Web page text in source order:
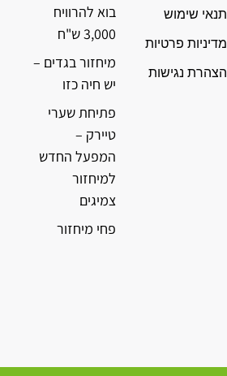
תנאי שימוש
מדיניות פרטיות
הצהרת נגישות
בוא להרוויח
3,000 ש"ח
מיחזור בגדים –
יש חיה כזו
פתיחת שערי
טיירק –
המפעל החדש
למיחזור
צמיגים
פחי מיחזור